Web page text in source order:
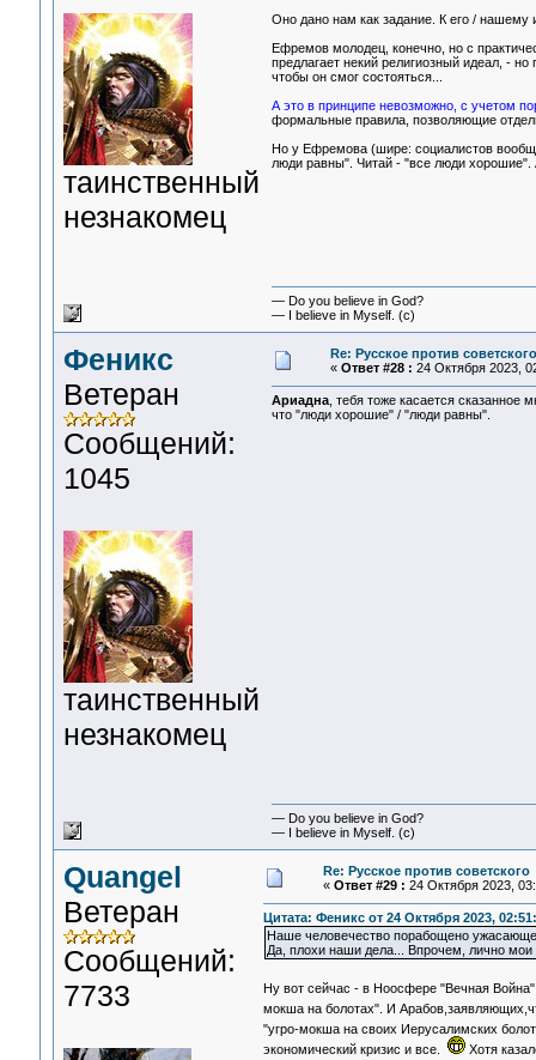
таинственный
незнакомец
Оно дано нам как задание. К его / нашему
Ефремов молодец, конечно, но с
предлагает некий религиозный идеал, -
чтобы он смог состояться...
А это в принципе невозможно, с учетом
формальные правила, позволяющие
Но у Ефремова (шире: социалистов
люди равны". Читай - "все люди
— Do you believe in God?
— I believe in Myself. (c)
Феникс
Ветеран
Сообщений:
1045
таинственный
незнакомец
Re: Русское против советского
« Ответ #28 : 24 Октября 2023,
Ариадна, тебя тоже касается сказанное
что "люди хорошие" / "люди равны".
— Do you believe in God?
— I believe in Myself. (c)
Quangel
Ветеран
Сообщений:
7733
Re: Русское против советского
« Ответ #29 : 24 Октября 2023,
Цитата: Феникс от 24 Октября 2023,
Наше человечество порабощено
Да, плохи наши дела... Впрочем, лично мои
Ну вот сейчас - в Ноосфере "Вечная
мокша на болотах". И
"угро-мокша на своих Иерусалимских
экономический кризис и все.
Хотя